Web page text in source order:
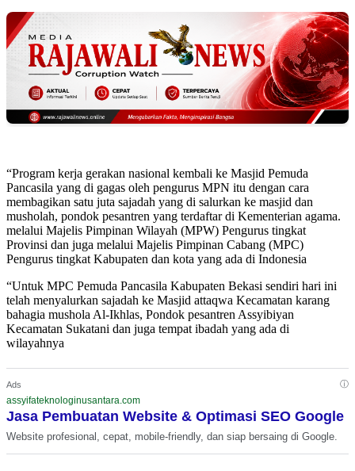
“Program kerja gerakan nasional kembali ke Masjid Pemuda
Pancasila yang di gagas oleh pengurus MPN itu dengan cara
membagikan satu juta sajadah yang di salurkan ke masjid dan
musholah, pondok pesantren yang terdaftar di Kementerian agama.
melalui Majelis Pimpinan Wilayah (MPW) Pengurus tingkat
Provinsi dan juga melalui Majelis Pimpinan Cabang (MPC)
Pengurus tingkat Kabupaten dan kota yang ada di Indonesia
“Untuk MPC Pemuda Pancasila Kabupaten Bekasi sendiri hari ini
telah menyalurkan sajadah ke Masjid attaqwa Kecamatan karang
bahagia mushola Al-Ikhlas, Pondok pesantren Assyibiyan
Kecamatan Sukatani dan juga tempat ibadah yang ada di
wilayahnya
Ads ⓘ
assyifateknologinusantara.com
Jasa Pembuatan Website & Optimasi SEO Google
Website profesional, cepat, mobile-friendly, dan siap bersaing di Google.